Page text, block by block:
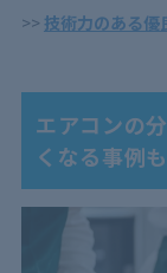
>> 技術力のある優
エアコンの
くなる事例も